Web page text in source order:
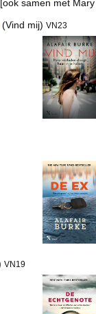
samen met
(Vind mij) VN23
VN19